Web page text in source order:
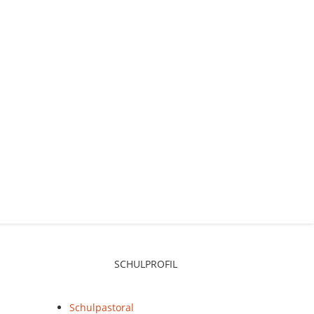
SCHULPROFIL
Schulpastoral